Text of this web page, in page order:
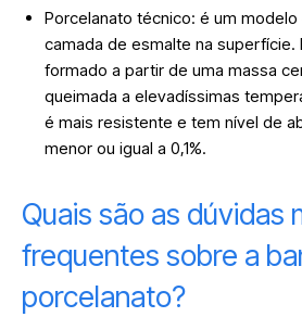
Porcelanato técnico: é um
camada de esmalte na superfície.
formado a partir de uma massa
queimada a elevadíssimas
é mais resistente e tem nível de
menor ou igual a 0,1%.
Quais são as dúvidas
frequentes sobre a
porcelanato?